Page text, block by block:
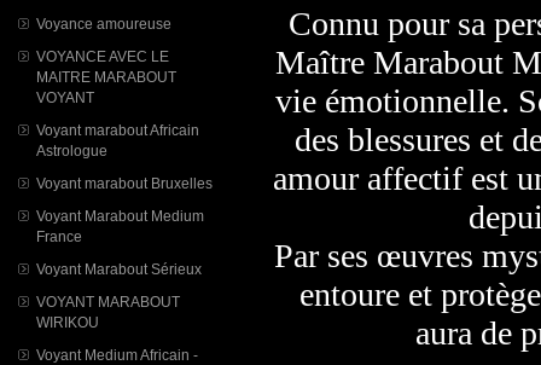
Voyance amoureuse
VOYANCE AVEC LE
MAITRE MARABOUT
VOYANT
Voyant marabout Africain
Astrologue
Voyant marabout Bruxelles
Voyant Marabout Medium
France
Voyant Marabout Sérieux
VOYANT MARABOUT
WIRIKOU
Voyant Medium Africain -
Connu pour sa
Maître Marabout
vie émotionnelle.
des blessures et
amour affectif est
Par ses œuvres
entoure et
aura de